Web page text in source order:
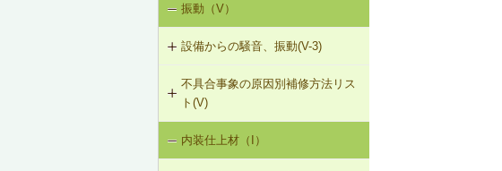
き）
R-1-601 屋根下地材・ふき材の交換
界床に係る遮音不良（床歩行音等の
床衝撃音）（SO-1）
界床に係る遮音不良（椅子の移動音
や物の落下音等の床衝撃音）（SO-
2）
界壁に係る遮音不良（界壁からの透
過音）（SO-3）
振動（V）
設備からの騒音、振動(V-3)
V-3-001 換気扇・ダクト等の交換工
事
V-3-002 水栓の取付け直し
不具合事象の原因別補修方法リス
ト(V)
床振動（V-1）
内装仕上材（I）